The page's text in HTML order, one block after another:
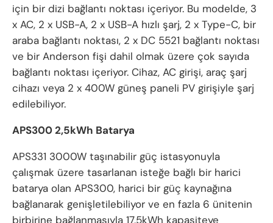
için bir dizi bağlantı noktası içeriyor. Bu modelde, 3
x AC, 2 x USB-A, 2 x USB-A hızlı şarj, 2 x Type-C, bir
araba bağlantı noktası, 2 x DC 5521 bağlantı noktası
ve bir Anderson fişi dahil olmak üzere çok sayıda
bağlantı noktası içeriyor. Cihaz, AC girişi, araç şarj
cihazı veya 2 x 400W güneş paneli PV girişiyle şarj
edilebiliyor.
APS300 2,5kWh Batarya
APS331 3000W taşınabilir güç istasyonuyla
çalışmak üzere tasarlanan isteğe bağlı bir harici
batarya olan APS300, harici bir güç kaynağına
bağlanarak genişletilebiliyor ve en fazla 6 ünitenin
birbirine bağlanmasıyla 17,5kWh kapasiteye